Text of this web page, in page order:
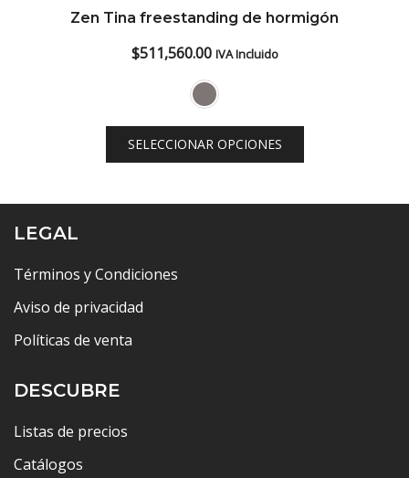
Zen Tina freestanding de hormigón
$511,560.00 IVA Incluido
SELECCIONAR OPCIONES
LEGAL
Términos y Condiciones
Aviso de privacidad
Políticas de venta
DESCUBRE
Listas de precios
Catálogos